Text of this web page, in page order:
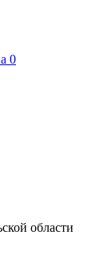
0
области